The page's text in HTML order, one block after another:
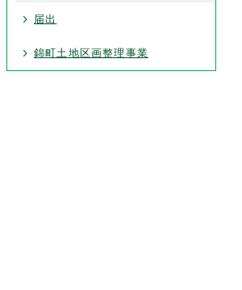
届出
錦町土地区画整理事業